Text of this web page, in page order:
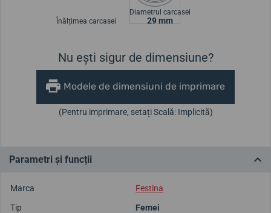
Înălțimea carcasei
Diametrul carcasei
29 mm
Nu ești sigur de dimensiune?
Modele de dimensiuni de imprimare
(Pentru imprimare, setați Scală: Implicită)
Parametri și funcții
Marca
Festina
Tip
Femei